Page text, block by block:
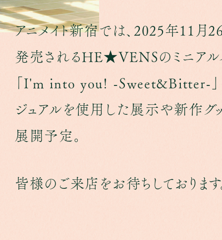
アニメイト新宿では、2025年11月
発売されるHE★VENSのミニアル
「I'm into you! -Sweet&Bitter-
ジュアルを使用した展示や新作グ
展開予定。
皆様のご来店をお待ちしております